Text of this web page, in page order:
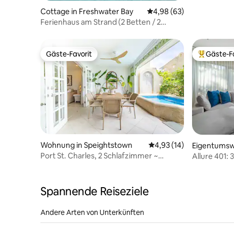
Cottage in Freshwater Bay Durchschnittliche
4,98 (63)
Ferienhaus am Strand (2 Betten / 2
Gäste-Favorit
Gäste-Favorit
Wohnung in Speightstown Durchschnittliche
4,93 (14)
Port St. Charles, 2 Schlafzimmer ~
Beliebter
Gäste-
wn
Allure 401:
Spannende Reiseziele
Andere Arten von Unterkünften